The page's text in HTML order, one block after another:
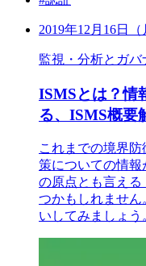
2019年12月16日（
監視・分析とガバ
ISMSとは？情
る、ISMS概要
これまでの境界
策についての情
の原点とも言える
つかもしれません
いしてみましょう